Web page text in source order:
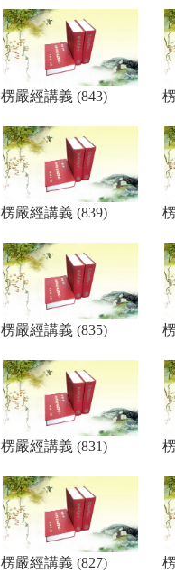
楞嚴經講義 (843)
楞嚴經講義 (839)
楞嚴經講義 (835)
楞嚴經講義 (831)
楞嚴經講義 (827)